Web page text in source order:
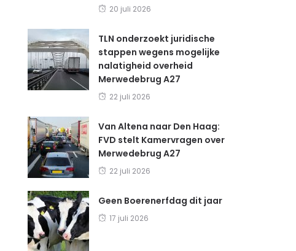
20 juli 2026
TLN onderzoekt juridische
stappen wegens mogelijke
nalatigheid overheid
Merwedebrug A27
22 juli 2026
Van Altena naar Den Haag:
FVD stelt Kamervragen over
Merwedebrug A27
22 juli 2026
Geen Boerenerfdag dit jaar
17 juli 2026